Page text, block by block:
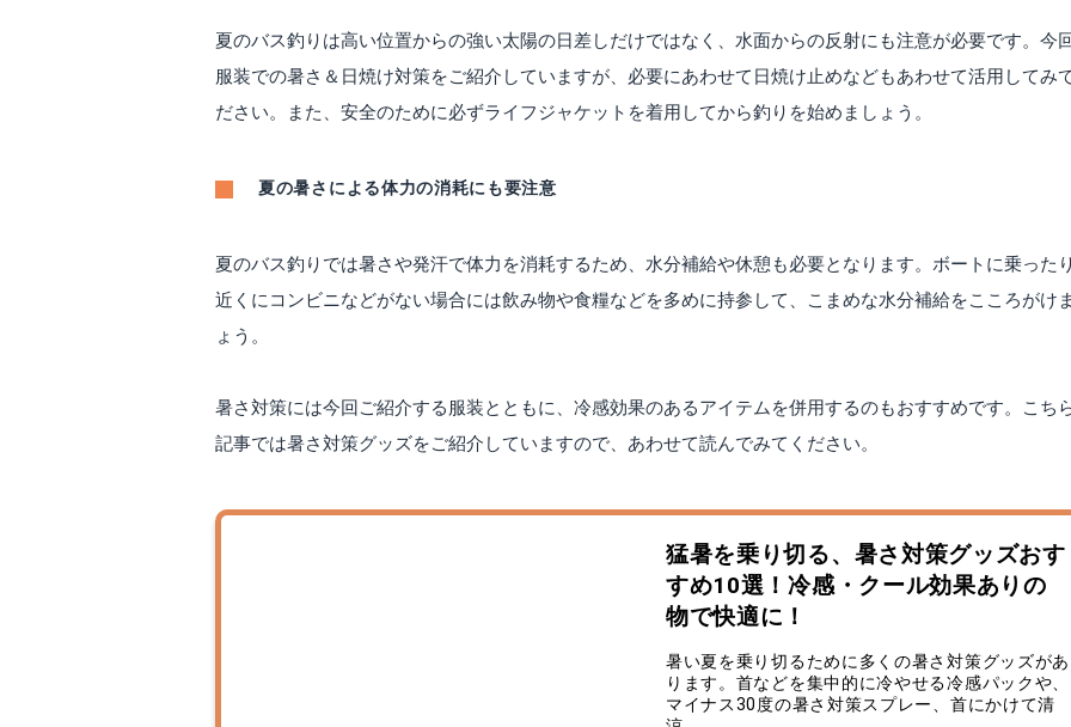
夏のバス釣りは高い位置からの強い太陽の日差しだけではなく、水面からの反射にも注意が必要です。今
服装での暑さ＆日焼け対策をご紹介していますが、必要にあわせて日焼け止めなどもあわせて活用してみ
ださい。また、安全のために必ずライフジャケットを着用してから釣りを始めましょう。
夏の暑さによる体力の消耗にも要注意
夏のバス釣りでは暑さや発汗で体力を消耗するため、水分補給や休憩も必要となります。ボートに乗った
近くにコンビニなどがない場合には飲み物や食糧などを多めに持参して、こまめな水分補給をこころがけ
ょう。
暑さ対策には今回ご紹介する服装とともに、冷感効果のあるアイテムを併用するのもおすすめです。こち
記事では暑さ対策グッズをご紹介していますので、あわせて読んでみてください。
猛暑を乗り切る、暑さ対策グッズおす
すめ10選！冷感・クール効果ありの
物で快適に！
暑い夏を乗り切るために多くの暑さ対策グッズがあ
ります。首などを集中的に冷やせる冷感パックや、
マイナス30度の暑さ対策スプレー、首にかけて清